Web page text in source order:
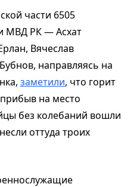
части 6505
МВД РК — Асхат
Вячеслав
направляясь на
заметили, что горит
на место
без колебаний вошли
оттуда троих